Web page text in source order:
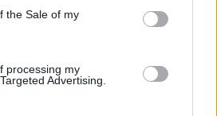
the Sale of my
processing my
Advertising.
dosyć intensywny, kąpiel lub
Co w takiej sytuacji może
pomóc. ?